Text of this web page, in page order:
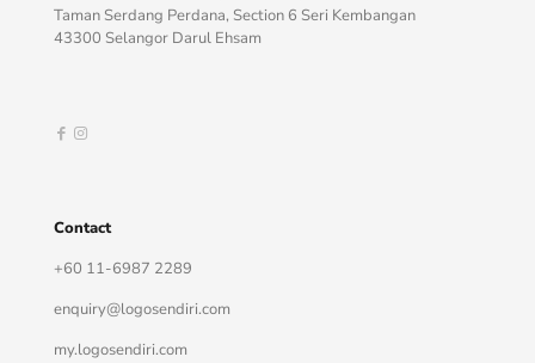
Taman Serdang Perdana, Section 6 Seri Kembangan
43300 Selangor Darul Ehsam
Contact
+60 11-6987 2289
enquiry@logosendiri.com
my.logosendiri.com